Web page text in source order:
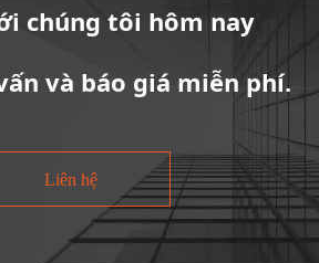
chúng tôi hôm nay
và báo giá miễn phí.
Liên hệ